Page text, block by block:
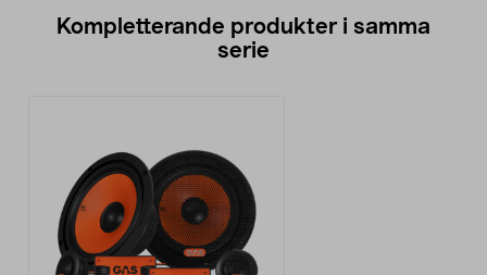
Kompletterande produkter i samma
serie